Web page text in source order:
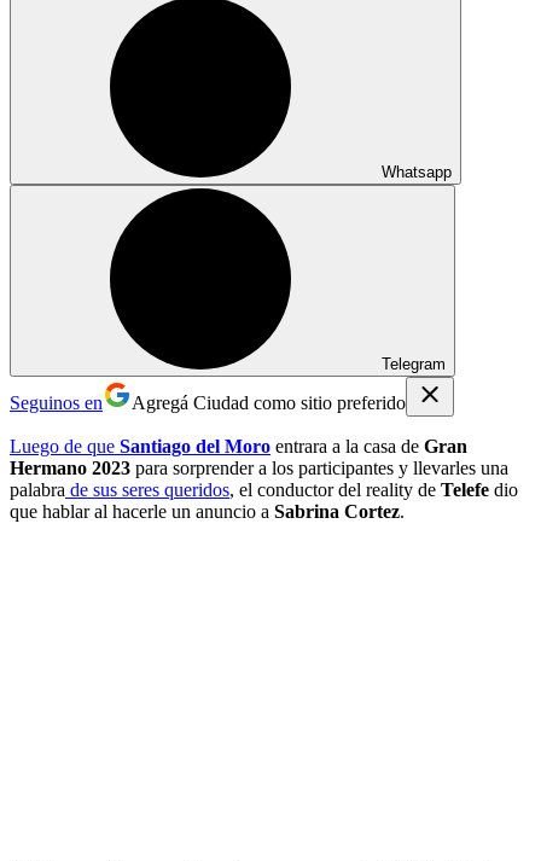
Whatsapp
Telegram
Seguinos en Agregá Ciudad como sitio preferido
Luego de que Santiago del Moro entrara a la casa de Gran
Hermano 2023 para sorprender a los participantes y llevarles una
palabra de sus seres queridos, el conductor del reality de Telefe dio
que hablar al hacerle un anuncio a Sabrina Cortez.